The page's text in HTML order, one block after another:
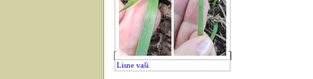
Lisne vaši